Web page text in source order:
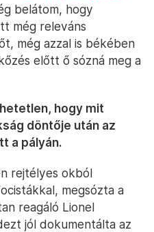
belátom, hogy
még releváns
még azzal is békében
előtt ő sózná meg a
hogy mit
döntője után az
a pályán.
rejtélyes okból
megsózta a
reagáló Lionel
jól dokumentálta az